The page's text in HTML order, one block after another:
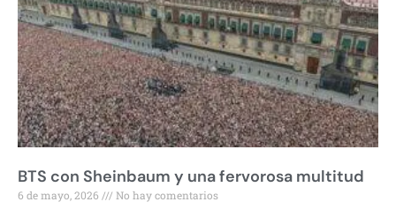
BTS con Sheinbaum y una fervorosa multitud
6 de mayo, 2026 No hay comentarios